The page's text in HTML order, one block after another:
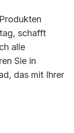
schafft
alle
Sie in
das mit Ihrer